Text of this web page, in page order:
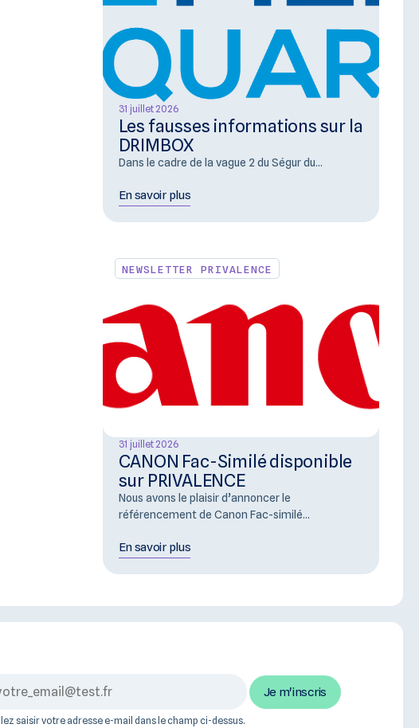
31 juillet 2026
Les fausses informations sur la
DRIMBOX
Dans le cadre de la vague 2 du Ségur du...
En savoir plus
NEWSLETTER PRIVALENCE
31 juillet 2026
CANON Fac-Similé disponible
sur PRIVALENCE
Nous avons le plaisir d’annoncer le
référencement de Canon Fac-similé...
En savoir plus
saisir votre adresse e-mail dans le champ ci-dessus.